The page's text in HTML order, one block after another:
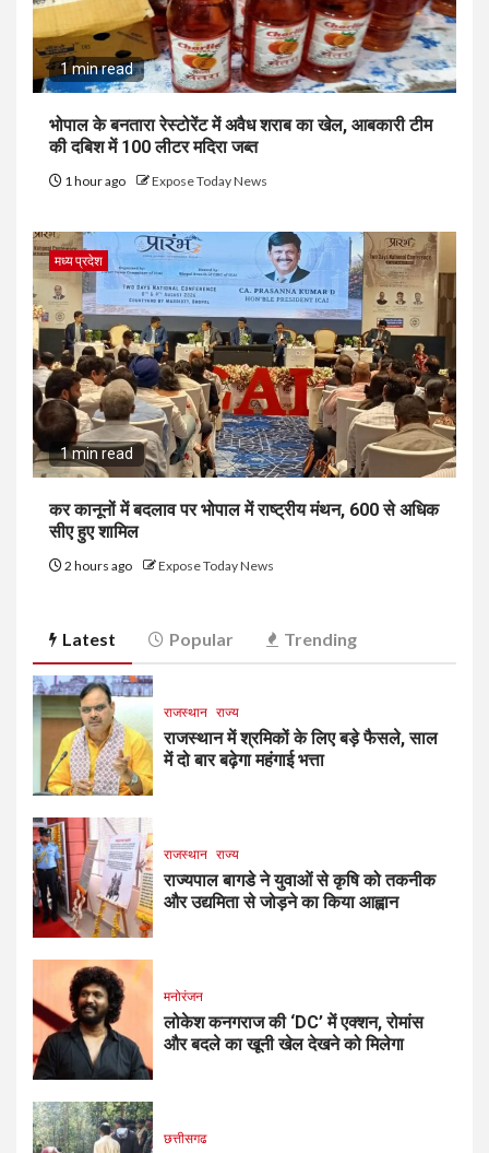
1 min read
भोपाल के बनतारा रेस्टोरेंट में अवैध शराब का खेल, आबकारी टीम
की दबिश में 100 लीटर मदिरा जब्त
1 hour ago Expose Today News
मध्य प्रदेश
1 min read
कर कानूनों में बदलाव पर भोपाल में राष्ट्रीय मंथन, 600 से अधिक
सीए हुए शामिल
2 hours ago Expose Today News
Latest Popular Trending
राजस्थान राज्य
राजस्थान में श्रमिकों के लिए बड़े फैसले, साल
में दो बार बढ़ेगा महंगाई भत्ता
राजस्थान राज्य
राज्यपाल बागडे ने युवाओं से कृषि को तकनीक
और उद्यमिता से जोड़ने का किया आह्वान
मनोरंजन
लोकेश कनगराज की ‘DC’ में एक्शन, रोमांस
और बदले का खूनी खेल देखने को मिलेगा
छत्तीसगढ